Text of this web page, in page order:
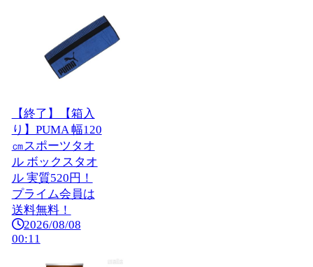
【終了】【箱入
り】PUMA 幅120
㎝スポーツタオ
ル ボックスタオ
ル 実質520円！
プライム会員は
送料無料！
2026/08/08
00:11